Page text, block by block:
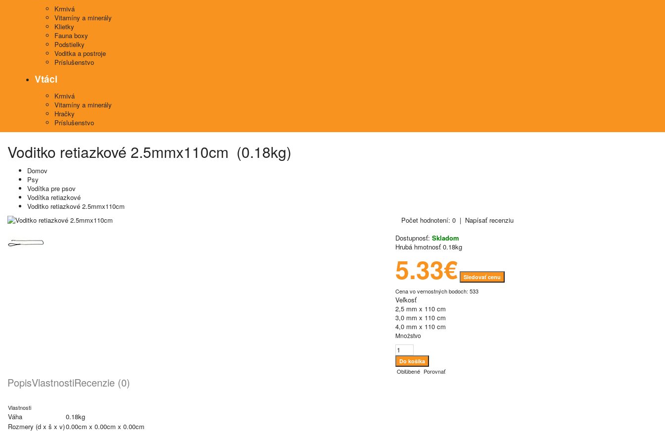
Krmivá
Vitamíny a minerály
Klietky
Fauna boxy
Podstielky
Voditka a postroje
Príslušenstvo
Vtáci
Krmivá
Vitamíny a minerály
Hračky
Príslušenstvo
Voditko retiazkové 2.5mmx110cm (0.18kg)
Domov
Psy
Vodítka pre psov
Vodítka retiazkové
Voditko retiazkové 2.5mmx110cm
Počet hodnotení: 0 | Napísať recenziu
Dostupnosť: Skladom
Hrubá hmotnosť 0.18kg
5.33€ Sledovať cenu
Cena vo vernostných bodoch: 533
Veľkosť
2,5 mm x 110 cm
3,0 mm x 110 cm
4,0 mm x 110 cm
Množstvo
Obľúbené Porovnať
PopisVlastnostiRecenzie (0)
Vlastnosti
Váha
0.18kg
Rozmery (d x š x v)0.00cm x 0.00cm x 0.00cm